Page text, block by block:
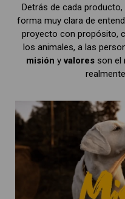
Detrás de cada producto,
forma muy clara de
proyecto con propósito,
los animales, a las
misión yvalores son el